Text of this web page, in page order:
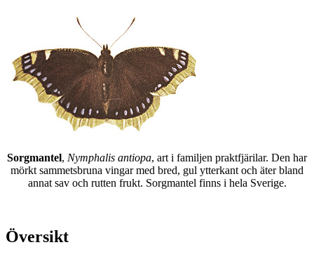
Sorgmantel, Nymphalis antiopa, art i familjen praktfjärilar. Den har
mörkt sammetsbruna vingar med bred, gul ytterkant och äter bland
annat sav och rutten frukt. Sorgmantel finns i hela Sverige.
Översikt